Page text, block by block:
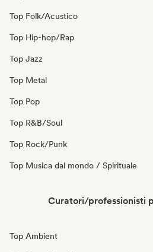
Top Folk/Acustico
Top Hip-hop/Rap
Top Jazz
Top Metal
Top Pop
Top R&B/Soul
Top Rock/Punk
Top Musica dal mondo / Spirituale
Curatori/professionisti
Top Ambient